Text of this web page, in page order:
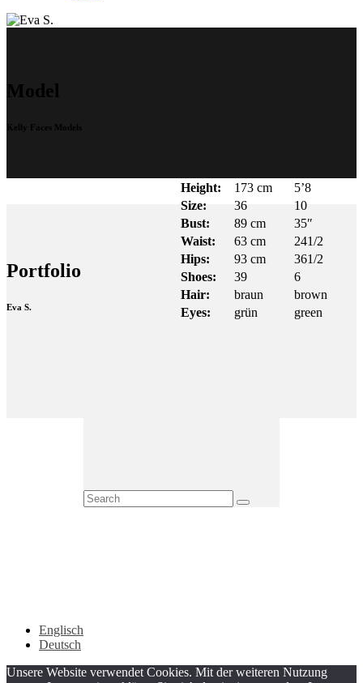
Model
Kelly Faces Models
Height: 173 cm
5’8
Size:
36
10
Bust:
89 cm
35″
Waist:
63 cm
241/2
Hips:
93 cm
361/2
Shoes:
39
6
Hair:
braun
brown
Eyes:
grün green
Portfolio
Eva S.
Englisch
Deutsch
Unsere Website verwendet Cookies. Mit der weiteren Nutzung